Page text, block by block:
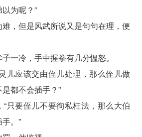
为呢？”
，但是风武所说又是句句在理，便
一冷，手中握拳有几分愠怒。
儿应该交由侄儿处理，那么侄儿做
都不会插手？”
“只要侄儿不要徇私枉法，那么大伯
。”